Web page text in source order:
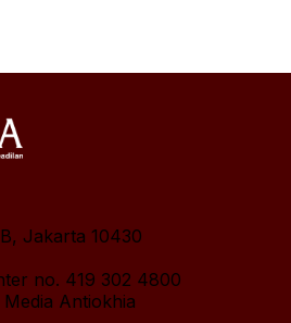
Jakarta 10430
no. 419 302 4800
Antiokhia